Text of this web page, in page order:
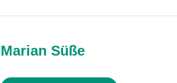
Marian Süße